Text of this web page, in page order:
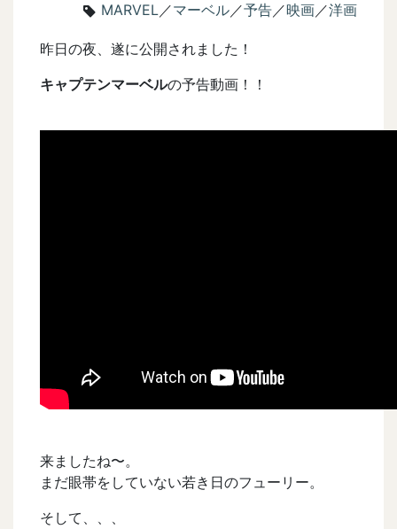
MARVEL／マーベル／予告／映画／洋画
昨日の夜、遂に公開されました！
キャプテンマーベルの予告動画！！
来ましたね〜。
まだ眼帯をしていない若き日のフューリー。
そして、、、